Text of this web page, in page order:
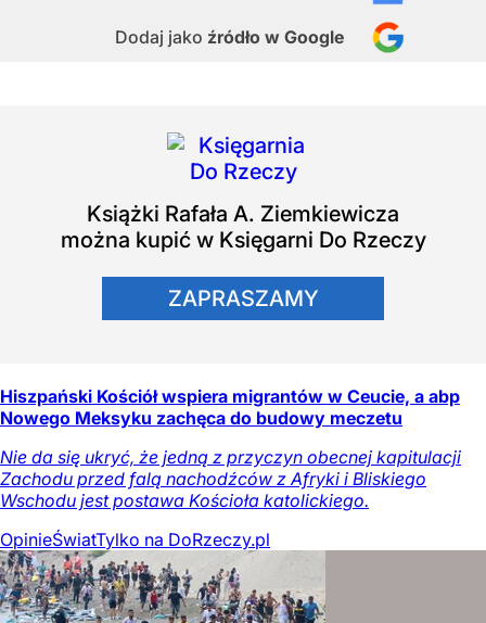
Dodaj jako źródło w Google
Książki Rafała A. Ziemkiewicza
można kupić w Księgarni Do Rzeczy
ZAPRASZAMY
Hiszpański Kościół wspiera migrantów w Ceucie, a abp
Nowego Meksyku zachęca do budowy meczetu
Nie da się ukryć, że jedną z przyczyn obecnej kapitulacji
Zachodu przed falą nachodźców z Afryki i Bliskiego
Wschodu jest postawa Kościoła katolickiego.
OpinieŚwiatTylko na DoRzeczy.pl